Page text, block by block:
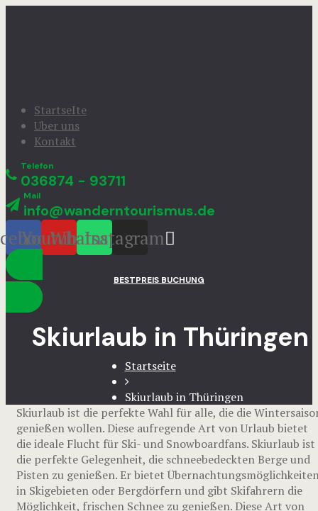
StartseIte
Uber uns
Kontakt
Telefon
036874 - 93711
Mail
info@wanderntourismus.de
Youtube
Whatsapp
Instagram
BESTPREIS BUCHUNG
Skiurlaub in Thüringen
Startseite
Skiurlaub in Thüringen
Skiurlaub ist die perfekte Wahl für alle, die die
genießen wollen. Diese aufregende Art von Urlaub bietet
die ideale Flucht für Ski- und Snowboardfans. Skiurlaub ist
die perfekte Gelegenheit, die schneebedeckten Berge und
Pisten zu genießen. Er bietet
in Skigebieten oder Bergdörfern und gibt Skifahrern die
Möglichkeit, frischen Schnee zu genießen. Diese Art von